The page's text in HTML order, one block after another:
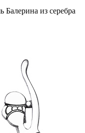
Балерина из серебра